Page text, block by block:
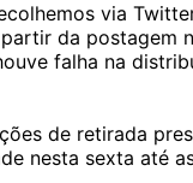
via
da postagem
falha na
de retirada
nesta sexta até